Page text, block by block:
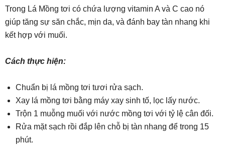
Trong Lá Mồng tơi có chứa lượng vitamin A và C cao nó
giúp tăng sự săn chắc, mịn da, và đánh bay tàn nhang khi
kết hợp với muối.
Cách thực hiện:
Chuẩn bị lá mồng tơi tươi rửa sạch.
Xay lá mồng tơi bằng máy xay sinh tố, lọc lấy nước.
Trộn 1 muỗng muối với nước mồng tơi với tỷ lệ cân đối.
Rửa mặt sạch rồi đắp lên chỗ bị tàn nhang để trong 15
phút.